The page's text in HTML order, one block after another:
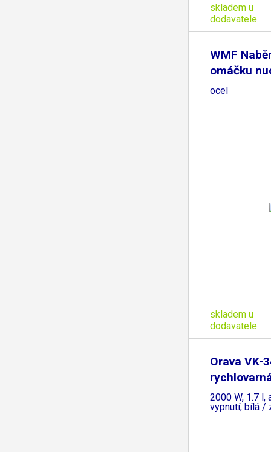
skladem u
dodavatele
WMF
omáčku
nerezová
ocel
skladem u
dodavatele
Orava VK-
2000 W, 1.7 l,
vypnutí, bílá /